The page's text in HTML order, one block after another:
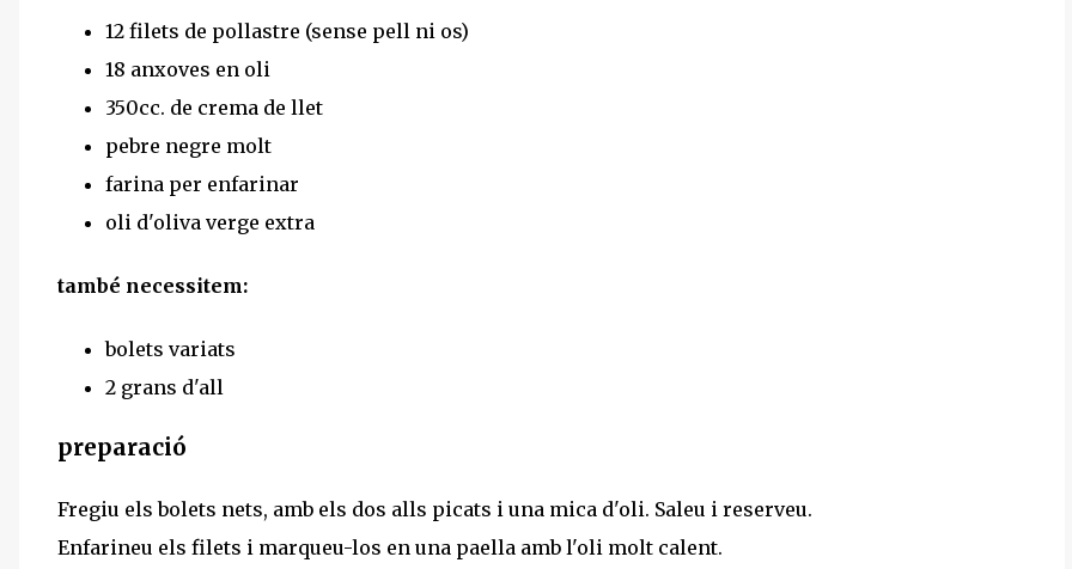
12 filets de pollastre (sense pell ni os)
18 anxoves en oli
350cc. de crema de llet
pebre negre molt
farina per enfarinar
oli d'oliva verge extra
també necessitem:
bolets variats
2 grans d'all
preparació
Fregiu els bolets nets, amb els dos alls picats i una mica d'oli. Saleu i reserveu.
Enfarineu els filets i marqueu-los en una paella amb l'oli molt calent.